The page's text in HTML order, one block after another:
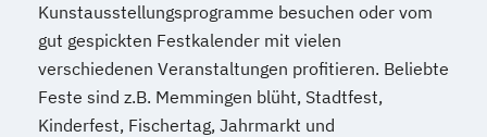
Kunstausstellungsprogramme besuchen oder vom
gut gespickten Festkalender mit vielen
verschiedenen Veranstaltungen profitieren. Beliebte
Feste sind z.B. Memmingen blüht, Stadtfest,
Kinderfest, Fischertag, Jahrmarkt und